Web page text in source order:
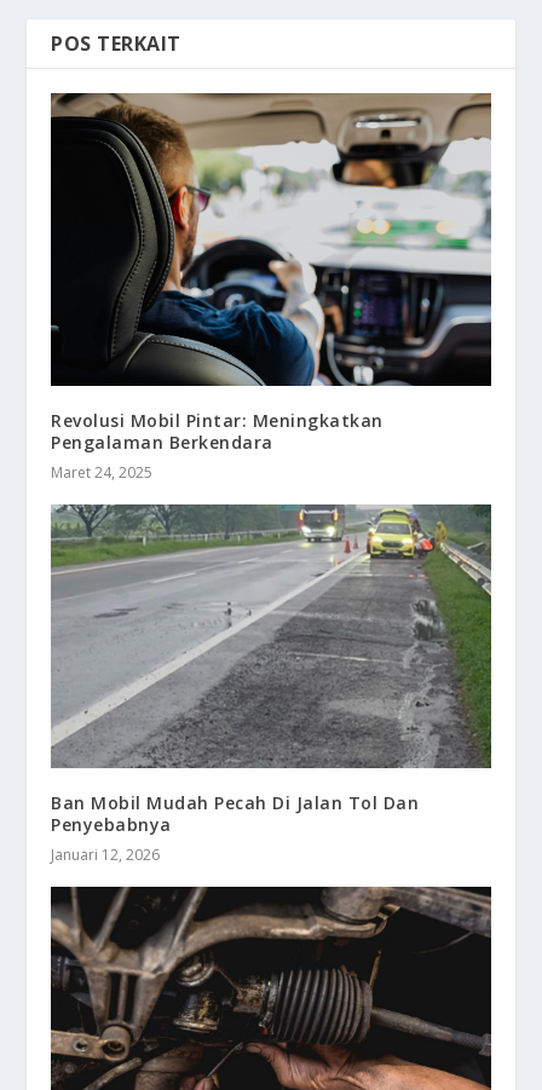
POS TERKAIT
Revolusi Mobil Pintar: Meningkatkan
Pengalaman Berkendara
Maret 24, 2025
Ban Mobil Mudah Pecah Di Jalan Tol Dan
Penyebabnya
Januari 12, 2026